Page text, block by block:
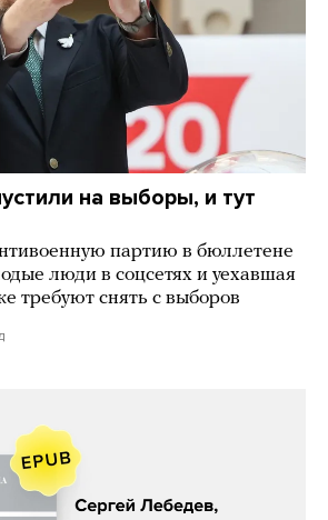
на выборы, и тут
партию в бюллетене
люди в соцсетях и уехавшая
требуют снять с выборов